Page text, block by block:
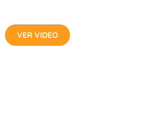
VER VIDEO